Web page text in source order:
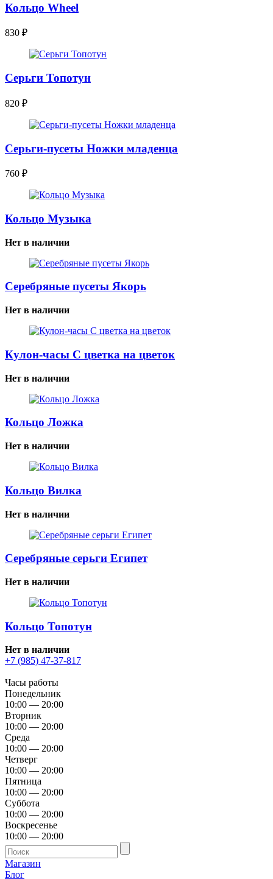
Кольцо Wheel
830 ₽
Серьги Топотун
820 ₽
Серьги-пусеты Ножки младенца
760 ₽
Кольцо Музыка
Нет в наличии
Серебряные пусеты Якорь
Нет в наличии
Кулон-часы С цветка на цветок
Нет в наличии
Кольцо Ложка
Нет в наличии
Кольцо Вилка
Нет в наличии
Серебряные серьги Египет
Нет в наличии
Кольцо Топотун
Нет в наличии
+7 (985) 47-37-817
Часы работы
Понедельник
10:00 — 20:00
Вторник
10:00 — 20:00
Среда
10:00 — 20:00
Четверг
10:00 — 20:00
Пятница
10:00 — 20:00
Суббота
10:00 — 20:00
Воскресенье
10:00 — 20:00
Магазин
Блог